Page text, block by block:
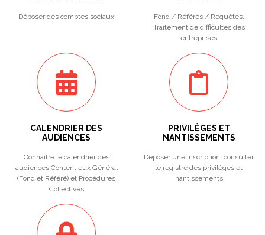
Déposer des comptes sociaux
Fond / Référés / Requêtes.
Traitement de difficultés des
entreprises
CALENDRIER DES
AUDIENCES
Connaître le calendrier des
audiences Contentieux Général
(Fond et Référé) et Procédures
Collectives
PRIVILÈGES ET
NANTISSEMENTS
Déposer une inscription, consulter
le registre des privilèges et
nantissements